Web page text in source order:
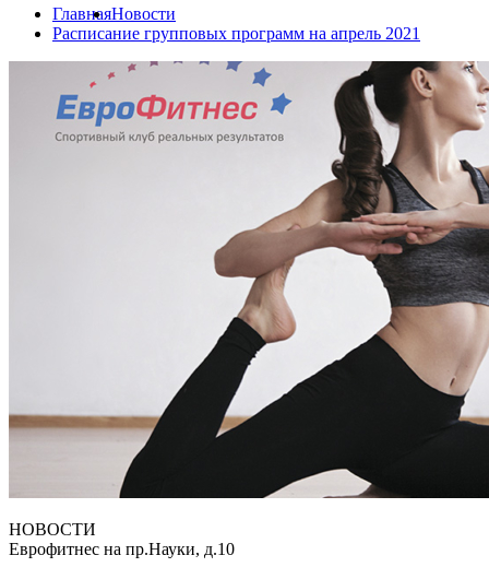
ГлавнаяНовости
Расписание групповых программ на апрель 2021
НОВОСТИ
Еврофитнес на пр.Науки, д.10